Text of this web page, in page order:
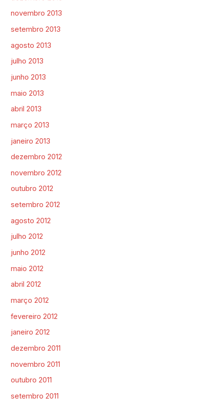
novembro 2013
setembro 2013
agosto 2013
julho 2013
junho 2013
maio 2013
abril 2013
março 2013
janeiro 2013
dezembro 2012
novembro 2012
outubro 2012
setembro 2012
agosto 2012
julho 2012
junho 2012
maio 2012
abril 2012
março 2012
fevereiro 2012
janeiro 2012
dezembro 2011
novembro 2011
outubro 2011
setembro 2011